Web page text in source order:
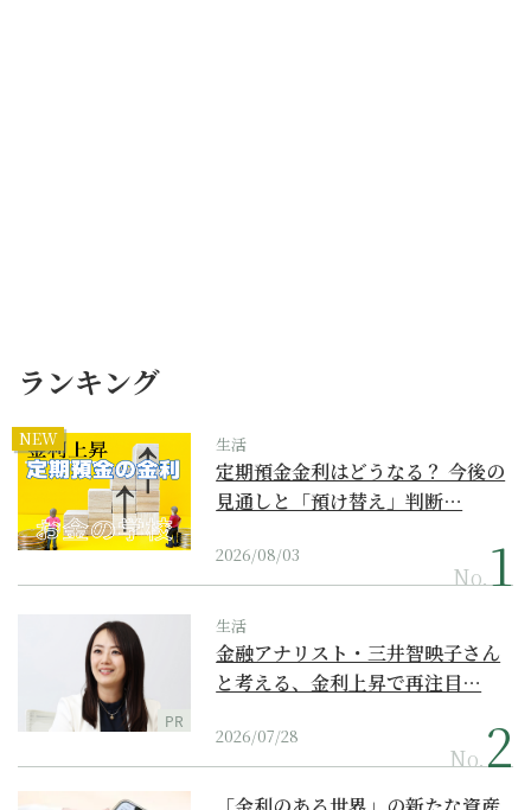
ランキング
NEW 生活
定期預金金利はどうなる？ 今後の
見通しと「預け替え」判断…
2026/08/03
No.
PR
生活
金融アナリスト・三井智映子さん
と考える、金利上昇で再注目…
2026/07/28
No.